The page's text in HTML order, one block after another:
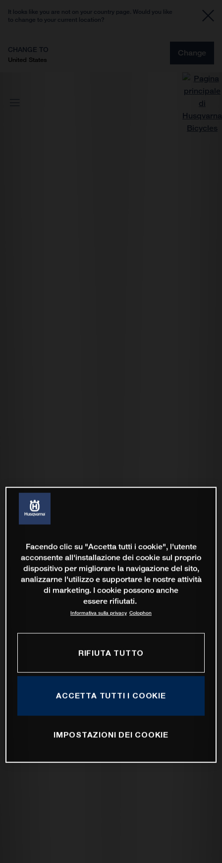
It looks like you are not on your country page. Would you like
to change to your current location?
CHANGE TO
United States
Change
Facendo clic su "Accetta tutti i cookie", l'utente
acconsente all'installazione dei cookie sul proprio
dispositivo per migliorare la navigazione del sito,
analizzarne l'utilizzo e supportare le nostre attività
di marketing. I cookie possono anche
essere rifiutati.
Informativa sulla privacy Colophon
RIFIUTA TUTTO
ACCETTA TUTTI I COOKIE
IMPOSTAZIONI DEI COOKIE